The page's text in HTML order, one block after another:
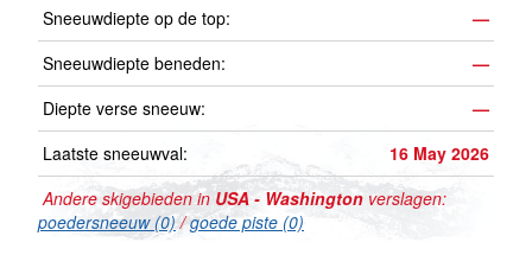
Sneeuwdiepte op de top:
—
Sneeuwdiepte beneden:
—
Diepte verse sneeuw:
—
Laatste sneeuwval:
16 May 2026
Andere skigebieden in USA - Washington verslagen:
poedersneeuw (0)/goede piste (0)